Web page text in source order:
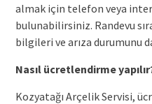
almak için telefon veya
bulunabilirsiniz. Randevu
bilgileri ve arıza durumunu
Nasıl ücretlendirme
Kozyatağı Arçelik Servisi,